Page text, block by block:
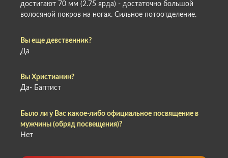
достигают 70 мм (2.75 ярда) - достаточно большой
волосяной покров на ногах. Сильное потоотделение.
Вы еще девственник?
Да
Вы Христианин?
Да- Баптист
Было ли у Вас какое-либо официальное посвящение в
мужчины (обряд посвещения)?
Нет